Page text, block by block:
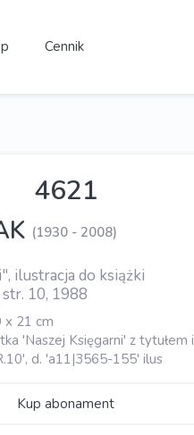
Cennik
4621
(1930 - 2008)
ilustracja do książki
10, 1988
x 21 cm
'Naszej Księgarni' z tytułem i
d. 'a11|3565-155' ilus
Kup abonament